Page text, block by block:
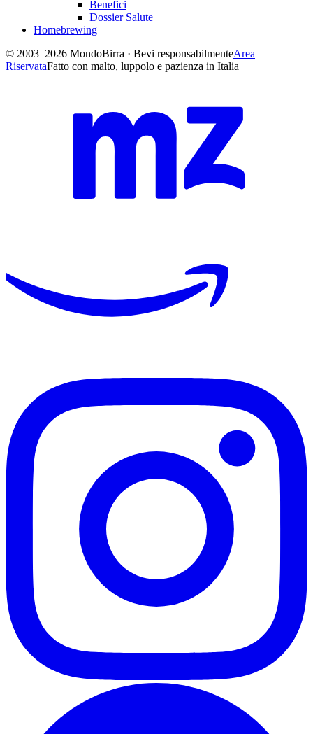
Benefici
Dossier Salute
Homebrewing
© 2003–2026 MondoBirra · Bevi responsabilmenteArea
RiservataFatto con malto, luppolo e pazienza in Italia